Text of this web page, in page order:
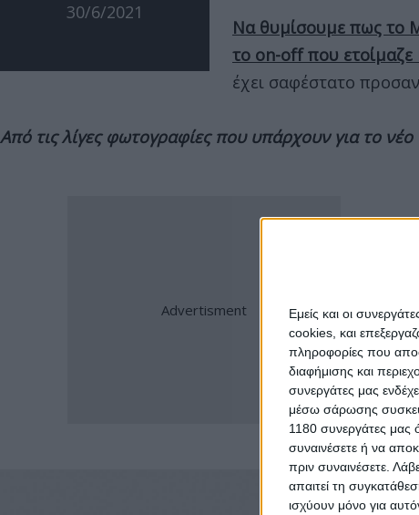
Εμείς και οι
cookies, και
πληροφορίες που
διαφήμισης και
συνεργάτες μας
μέσω σάρωσης
1180 συνεργάτες μας
συναινέσετε ή να
πριν συναινέσετε.
απαιτεί τη
ισχύουν μόνο για
30/6/2021
Να θυμίσουμε πως το
το on-off που
έχει σαφέστατο
Από τις λίγες φωτογραφίες που υπάρχουν για το νέο